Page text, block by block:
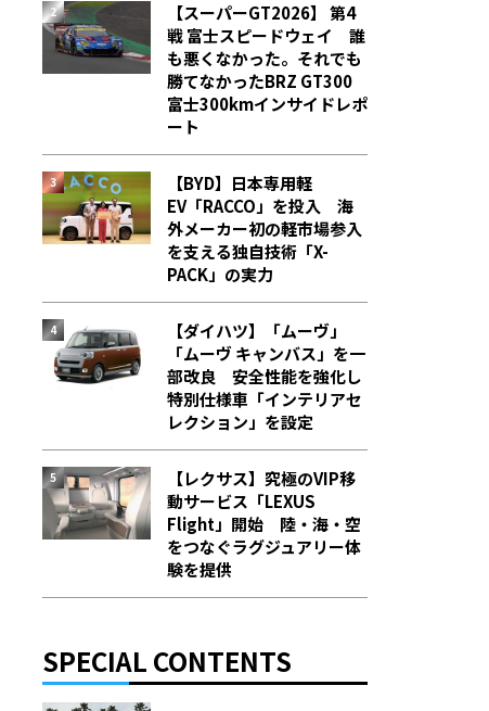
【スーパーGT2026】 第4
戦 富士スピードウェイ 誰
も悪くなかった。それでも
勝てなかった――BRZ GT300
富士300kmインサイドレポ
ート
【BYD】日本専用軽
EV「RACCO」を投入 海
外メーカー初の軽市場参入
を支える独自技術「X-
PACK」の実力
【ダイハツ】「ムーヴ」
「ムーヴ キャンバス」を一
部改良 安全性能を強化し
特別仕様車「インテリアセ
レクション」を設定
【レクサス】究極のVIP移
動サービス「LEXUS
Flight」開始 陸・海・空
をつなぐラグジュアリー体
験を提供
SPECIAL CONTENTS